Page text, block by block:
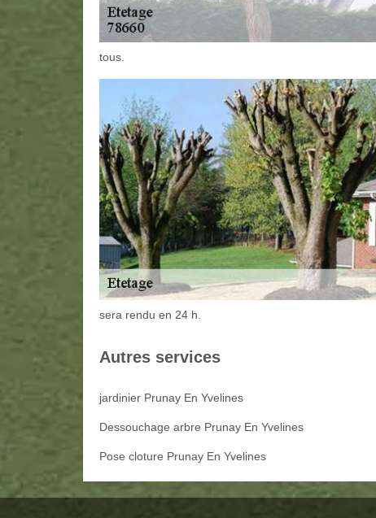
tous.
sera rendu en 24 h.
Autres services
jardinier Prunay En Yvelines
Dessouchage arbre Prunay En Yvelines
Pose cloture Prunay En Yvelines